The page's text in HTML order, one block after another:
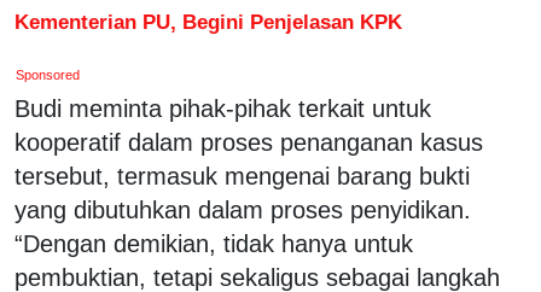
Kementerian PU, Begini Penjelasan KPK
Sponsored
Budi meminta pihak-pihak terkait untuk
kooperatif dalam proses penanganan kasus
tersebut, termasuk mengenai barang bukti
yang dibutuhkan dalam proses penyidikan.
“Dengan demikian, tidak hanya untuk
pembuktian, tetapi sekaligus sebagai langkah